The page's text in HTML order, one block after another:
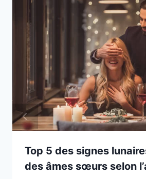
Top 5 des signes
des âmes sœurs selon